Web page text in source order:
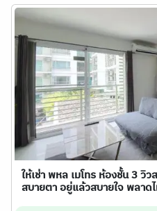
ให้เช่า พหล เมโทร ห้องชั้น 3 วิ
สบายตา อยู่แล้วสบายใจ พลาด